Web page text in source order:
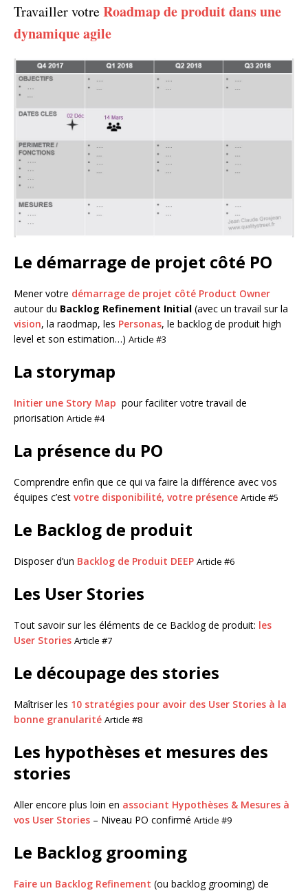
Travailler votreRoadmap de produit dans une
dynamique agile
Le démarrage de projet côté PO
Mener votre démarrage de projet côté Product Owner
autour du Backlog Refinement Initial (avec un travail sur la
vision, la raodmap, les Personas, le backlog de produit high
level et son estimation…) Article #3
La storymap
Initier une Story Map pour faciliter votre travail de
priorisation Article #4
La présence du PO
Comprendre enfin que ce qui va faire la différence avec vos
équipes c’est votre disponibilité, votre présence Article #5
Le Backlog de produit
Disposer d’un Backlog de Produit DEEP Article #6
Les User Stories
Tout savoir sur les éléments de ce Backlog de produit: les
User Stories Article #7
Le découpage des stories
Maîtriser les 10 stratégies pour avoir des User Stories à la
bonne granularité Article #8
Les hypothèses et mesures des
stories
Aller encore plus loin en associant Hypothèses & Mesures à
vos User Stories – Niveau PO confirmé Article #9
Le Backlog grooming
Faire un Backlog Refinement (ou backlog grooming) de